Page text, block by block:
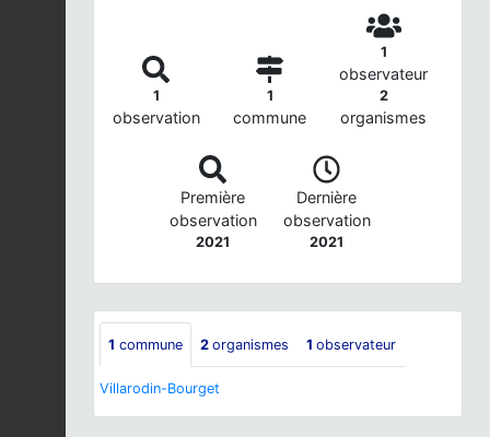
1
observation
1
commune
1
observateur
2
organismes
Première
observation
2021
Dernière
observation
2021
1 commune 2 organismes 1 observateur
Villarodin-Bourget